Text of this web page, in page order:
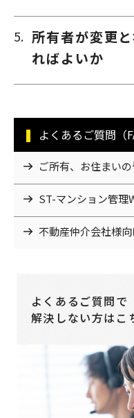
よくあるご質問（
ご所有、お住まい
ST-マンション管理
不動産仲介会社様向
所有者が変更
ればよいか
よくあるご質問で
解決しない方はこ